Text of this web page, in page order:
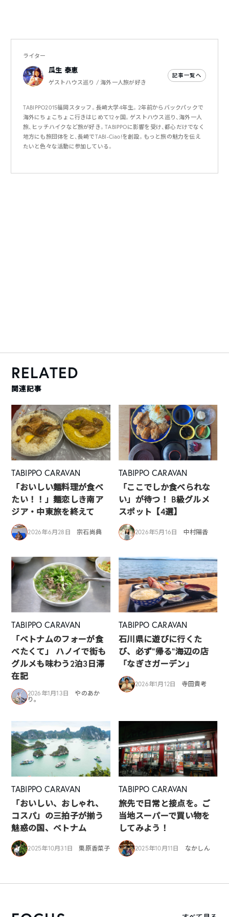
ライター
瓜生 泰恵
ゲストハウス巡り / 海外一人旅が好き
記事一覧へ
TABIPPO2015福岡スタッフ。長崎大学4年生。2年前からバックパックで
海外にちょこちょこ行きはじめて12ヶ国。ゲストハウス巡り、海外一人
旅、ヒッチハイクなど旅が好き。TABIPPOに影響を受け、都心だけでなく
地方にも旅団体をと、長崎でTABI-Ciao!を創設。もっと旅の魅力を伝え
たいと色々な活動に参加している。
RELATED
関連記事
TABIPPO CARAVAN
「おいしい麺料理が食べ
たい！！」麺恋しき南ア
ジア・中東旅を終えて
2026年6月28日 宗石尚典
TABIPPO CARAVAN
「ここでしか食べられな
い」が待つ！ B級グルメ
スポット【4選】
2026年5月16日 中村陽香
TABIPPO CARAVAN
「ベトナムのフォーが食
べたくて」 ハノイで街も
グルメも味わう2泊3日滞
在記
2026年1月13日
やのあか
り。
TABIPPO CARAVAN
石川県に遊びに行くた
び、必ず”帰る”海辺の店
「なぎさガーデン」
2026年1月12日 寺田貴考
TABIPPO CARAVAN
「おいしい、おしゃれ、
コスパ」の三拍子が揃う
魅惑の国、ベトナム
2025年10月31日 栗原香菜子
TABIPPO CARAVAN
旅先で日常と接点を。ご
当地スーパーで買い物を
してみよう！
2025年10月11日 なかしん